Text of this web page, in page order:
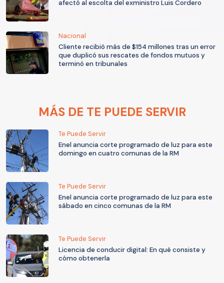
afectó al escolta del exministro Luis Cordero
Nacional
Cliente recibió más de $154 millones tras un error
que duplicó sus rescates de fondos mutuos y
terminó en tribunales
MÁS DE TE PUEDE SERVIR
Te Puede Servir
Enel anuncia corte programado de luz para este
domingo en cuatro comunas de la RM
Te Puede Servir
Enel anuncia corte programado de luz para este
sábado en cinco comunas de la RM
Te Puede Servir
Licencia de conducir digital: En qué consiste y
cómo obtenerla